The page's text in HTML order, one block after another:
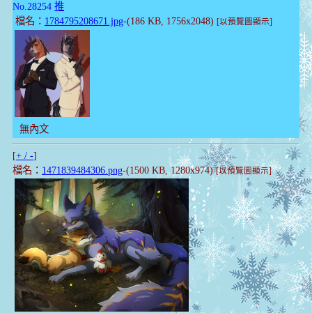
No.28254 推
檔名： 1784795208671.jpg-(186 KB, 1756x2048) [以預覽圖顯示]
無內文
[+ / -]
檔名： 1471839484306.png-(1500 KB, 1280x974)[以預覽圖顯示]